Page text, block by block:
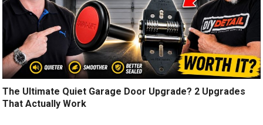
The Ultimate Quiet Garage Door Upgrade? 2 Upgrades
That Actually Work